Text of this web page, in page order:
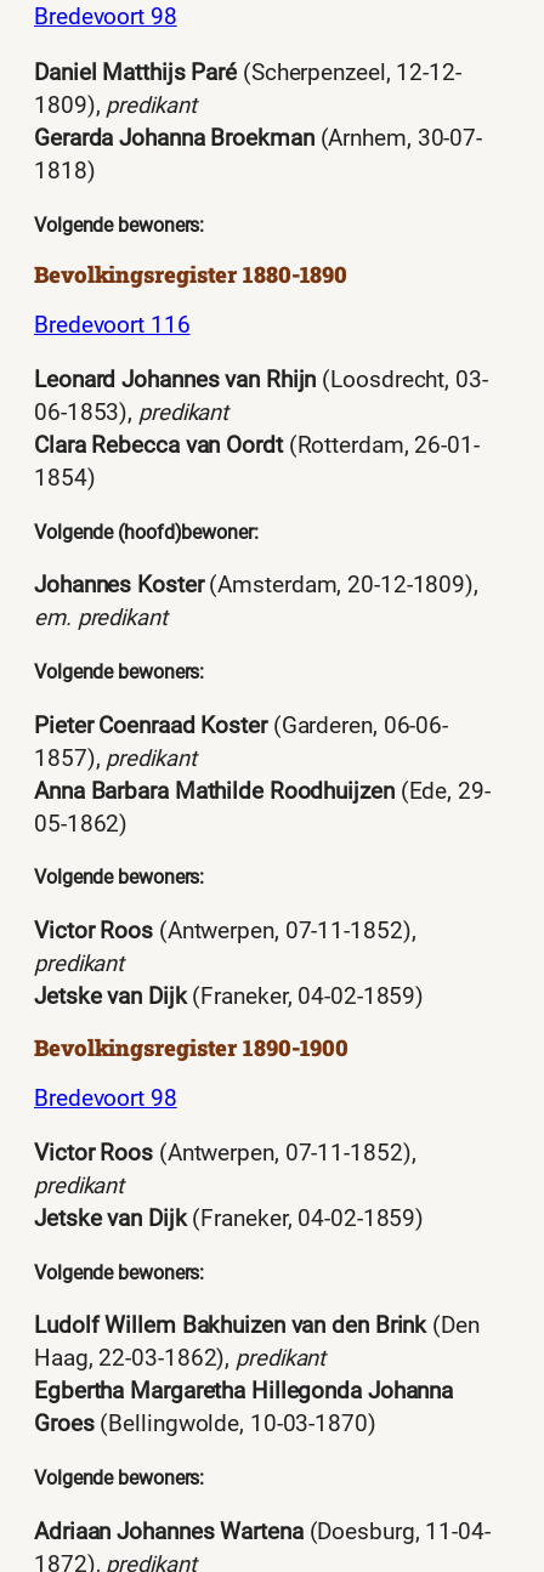
Bredevoort 98
Daniel Matthijs Paré(Scherpenzeel, 12-12-
1809), predikant
Gerarda Johanna Broekman(Arnhem, 30-07-
1818)
Volgende bewoners:
Bevolkingsregister 1880-1890
Bredevoort 116
Leonard Johannes van Rhijn (Loosdrecht, 03-
06-1853), predikant
Clara Rebecca van Oordt(Rotterdam, 26-01-
1854)
Volgende (hoofd)bewoner:
Johannes Koster(Amsterdam, 20-12-1809),
em. predikant
Volgende bewoners:
Pieter Coenraad Koster(Garderen, 06-06-
1857), predikant
Anna Barbara Mathilde Roodhuijzen(Ede, 29-
05-1862)
Volgende bewoners:
Victor Roos(Antwerpen, 07-11-1852),
predikant
Jetske van Dijk(Franeker, 04-02-1859)
Bevolkingsregister 1890-1900
Bredevoort 98
Victor Roos(Antwerpen, 07-11-1852),
predikant
Jetske van Dijk(Franeker, 04-02-1859)
Volgende bewoners:
Ludolf Willem Bakhuizen van den Brink(Den
Haag, 22-03-1862), predikant
Egbertha Margaretha Hillegonda Johanna
Groes(Bellingwolde, 10-03-1870)
Volgende bewoners:
Adriaan Johannes Wartena(Doesburg, 11-04-
1872), predikant